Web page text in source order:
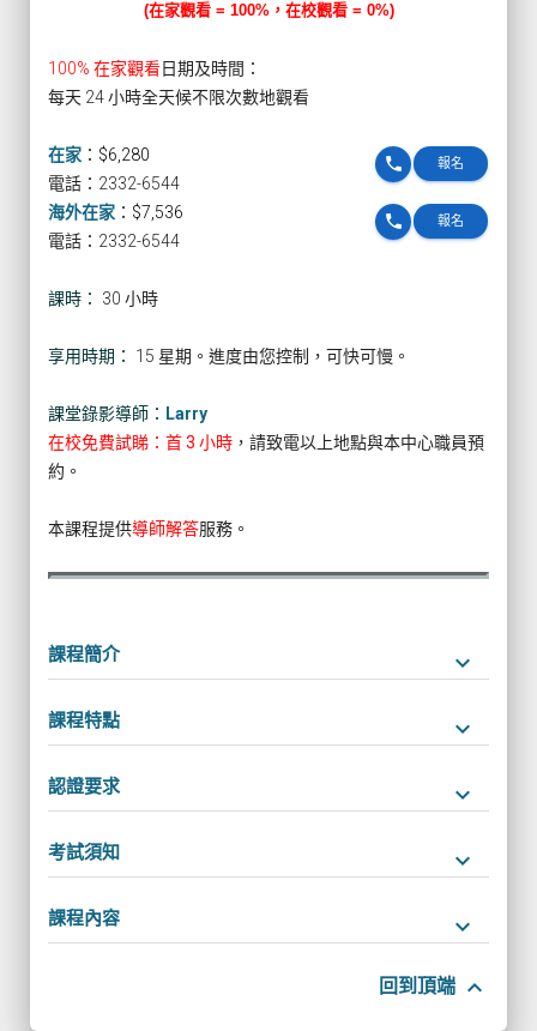
(在家觀看 = 100%，在校觀看 = 0%)
100% 在家觀看日期及時間：
每天 24 小時全天候不限次數地觀看
在家 ： $6,280 報名
phone
電話：2332-6544
海外在家 ： $7,536 報名
phone
電話：2332-6544
課時： 30 小時
享用時期： 15 星期。進度由您控制，可快可慢。
課堂錄影導師： Larry
在校免費試睇：首 3 小時 ，請致電以上地點與本中心職員預
約。
本課程提供導師解答服務。
課程簡介 keyboard_arrow_down
課程特點 keyboard_arrow_down
認證要求 keyboard_arrow_down
考試須知 keyboard_arrow_down
課程內容 keyboard_arrow_down
回到頂端 keyboard_arrow_up